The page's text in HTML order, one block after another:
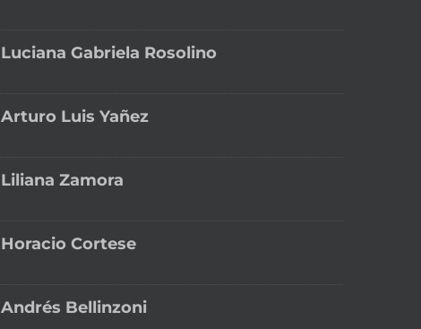
Luciana Gabriela Rosolino
Arturo Luis Yañez
Liliana Zamora
Horacio Cortese
Andrés Bellinzoni